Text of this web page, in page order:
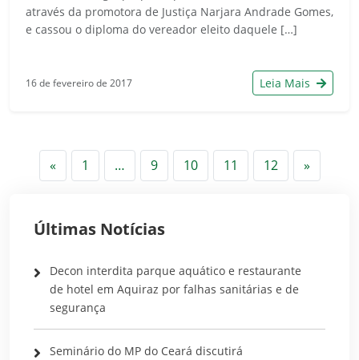
através da promotora de Justiça Narjara Andrade Gomes,
e cassou o diploma do vereador eleito daquele […]
16 de fevereiro de 2017 Leia Mais
«Anterior
1 … 9 10 11 12 »
Últimas Notícias
Decon interdita parque aquático e restaurante
de hotel em Aquiraz por falhas sanitárias e de
segurança
Seminário do MP do Ceará discutirá